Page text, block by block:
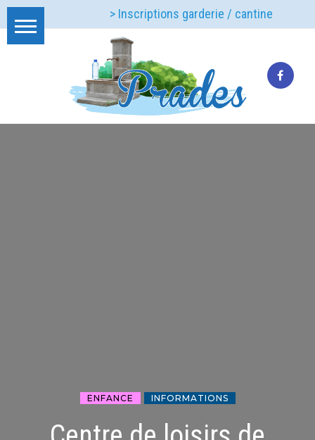
> Inscriptions garderie / cantine
ENFANCE INFORMATIONS